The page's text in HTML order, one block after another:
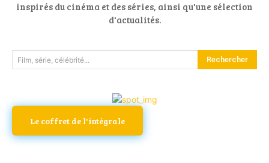
inspirés du cinéma et des séries, ainsi qu'une sélection
d'actualités.
Film, série, célébrité... Rechercher
Le coffret de l'intégrale